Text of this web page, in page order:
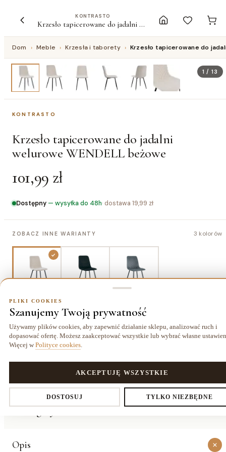
KONTRASTO
Krzesło tapicerowane do jadalni welurowe WENDELL beżowe
Dom › Meble › Krzesła i taborety › Krzesło tapicerowane do
1 /13
KONTRASTO
Krzesło tapicerowane do jadalni
welurowe WENDELL beżowe
101,99 zł
Dostępny — wysyłka do 48h· dostawa 19,99 zł
ZOBACZ INNE WARIANTY 3 kolorów
Beżowe
Dostawa kurierem
Szczegóły
Opis
PLIKI COOKIES
Szanujemy Twoją prywatność
Używamy plików cookies, aby zapewnić działanie sklepu, analizować ruch i
dopasować ofertę. Możesz zaakceptować wszystkie lub wybrać własne
Więcej w Polityce cookies
DOSTOSUJ TYLKO NIEZBĘDNE
AKCEPTUJĘ WSZYSTKIE
Ustawienia prywatności
Decydujesz, które dane zbieramy. Niezbędne pliki cookies są